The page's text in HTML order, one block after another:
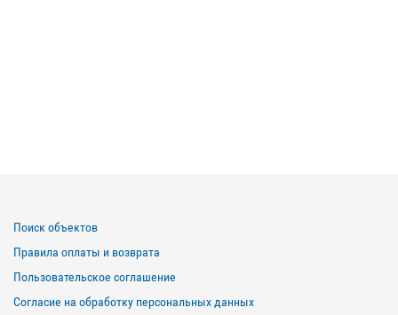
Поиск объектов
Правила оплаты и возврата
Пользовательское соглашение
Согласие на обработку персональных данных